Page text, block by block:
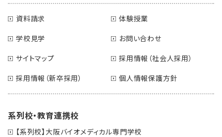
資料請求
体験授業
学校見学
お問い合わせ
サイトマップ
採用情報（社会人採用）
採用情報（新卒採用）
個人情報保護方針
系列校・教育連携校
【系列校】大阪バイオメディカル専門学校